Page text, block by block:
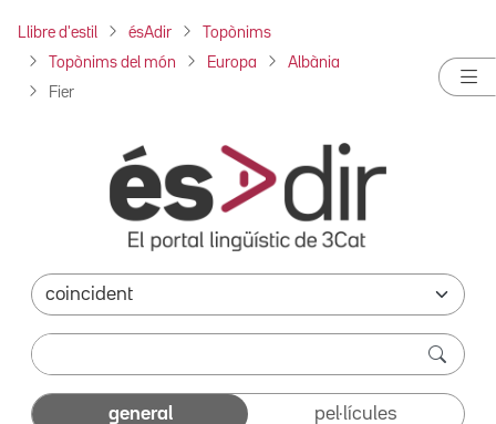
Llibre d'estil ésAdir Topònims
Topònims del món Europa Albània
Fier
general pel·lícules